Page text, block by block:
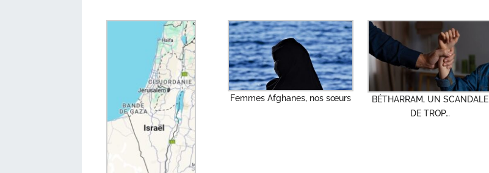
Femmes Afghanes, nos sœurs
BÉTHARRAM, UN SCANDALE
DE TROP…